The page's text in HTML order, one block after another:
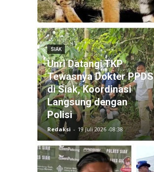
SIAK
Unri Datangi TKP
Tewasnya Dokter PPDS
di Siak, Koordinasi
Langsung dengan
Polisi
Redaksi - 19 Juli 2026 -08:38